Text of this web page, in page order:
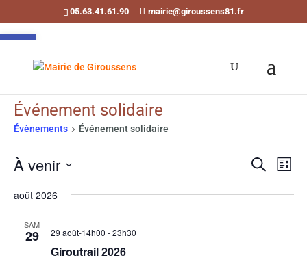
05.63.41.61.90 mairie@giroussens81.fr
Événement solidaire
Évènements Événement solidaire
Évènements
et
Recherche
de
vues
Liste
À venir
une
août 2026
SAM
29
Giroutrail 2026
29 août-14h00 -23h30
Ouvrir la barre d’outils